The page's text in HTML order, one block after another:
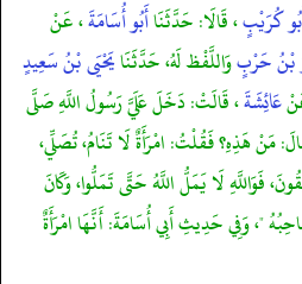
كُرَيْبٍ، قَالَا: حَدَّثَنَاأَبُو أُسَامَةَ، عَنْ
بْنُ حَرْبٍوَاللَّفْظ لَهُ، حَدَّثَنَايَحْيَى بْنُ سَعِيدٍ
عَائِشَةَ، قَالَتْ: دَخَلَ عَلَيَّ رَسُولُ اللَّهِ صَلَّى
مَنْ هَذِهِ؟ فَقُلْتُ: امْرَأَةٌ لَا تَنَامُ، تُصَلِّي،
فَوَاللَّهِ لَا يَمَلُّ اللَّهُ حَتَّى تَمَلُّوا، وَكَانَ
"، وَفِي حَدِيثِ أَبِي أُسَامَةَ: أَنَّهَا امْرَأَةٌ